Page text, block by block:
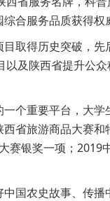
合服务品质获得权
取得历史突破，
及陕西省提升公
个重要平台，大
省旅游商品大赛
赛银奖一项；2019
国农史故事、传